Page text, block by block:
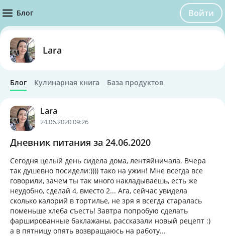
Блог Войти
Lara
Блог Кулинарная книга База продуктов
Lara
24.06.2020 09:26
Дневник питания за 24.06.2020
Сегодня целый день сидела дома, лентяйничала. Вчера
так душевно посидели:)))) тако на ужин! Мне всегда все
говорили, зачем ты так много накладываешь, есть же
неудобно, сделай 4, вместо 2... Ага, сейчас увидела
сколько калорий в тортилье, не зря я всегда старалась
поменьше хлеба съесть! Завтра попробую сделать
фаршированные баклажаны, рассказали новый рецепт :)
а в пятницу опять возвращаюсь на работу...